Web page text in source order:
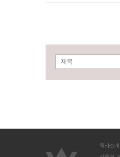
제목
회사소개